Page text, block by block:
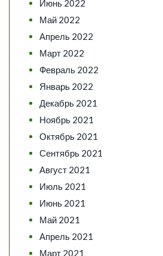
Июнь 2022
Май 2022
Апрель 2022
Март 2022
Февраль 2022
Январь 2022
Декабрь 2021
Ноябрь 2021
Октябрь 2021
Сентябрь 2021
Август 2021
Июль 2021
Июнь 2021
Май 2021
Апрель 2021
Март 2021